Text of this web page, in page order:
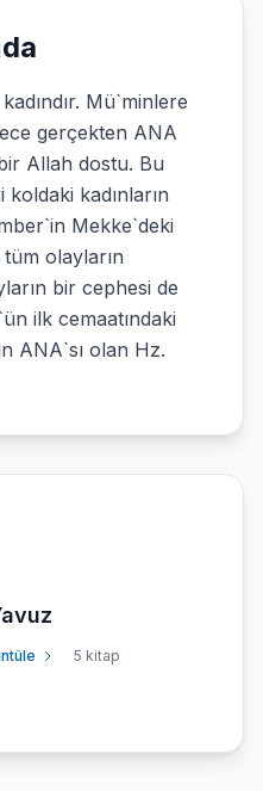
Mü`minlere
gerçekten ANA
Allah dostu. Bu
kadınların
Mekke`deki
olayların
bir cephesi de
ilk cemaatındaki
ANA`sı olan Hz.
5 kitap